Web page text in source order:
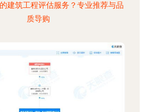
建筑工程评估服务？专业推荐与品
质导购